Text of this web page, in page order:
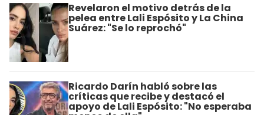
Revelaron el motivo detrás de la
pelea entre Lali Espósito y La China
Suárez: "Se lo reprochó"
Ricardo Darín habló sobre las
críticas que recibe y destacó el
apoyo de Lali Espósito: "No esperaba